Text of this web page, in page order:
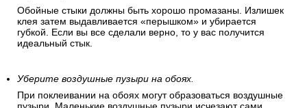
Хорошо промажьте стыки.
Обойные стыки должны быть хорошо промазаны. Излишек
идеальный стык.